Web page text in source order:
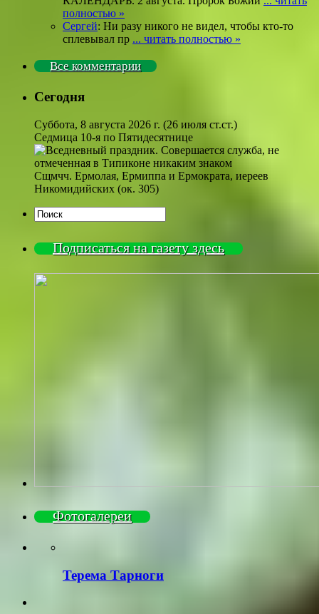
полностью »
Сергей: Ни разу никого не видел, чтобы кто-то
сплевывал пр ... читать полностью »
Все комментарии
Сегодня
Суббота, 8 августа 2026 г. (26 июля ст.ст.)
Седмица 10-я по Пятидесятнице
Сщмчч. Ермолая, Ермиппа и Ермократа, иереев
Никомидийских (ок. 305)
Подписаться на газету здесь
Фотогалереи
Терема Тарноги